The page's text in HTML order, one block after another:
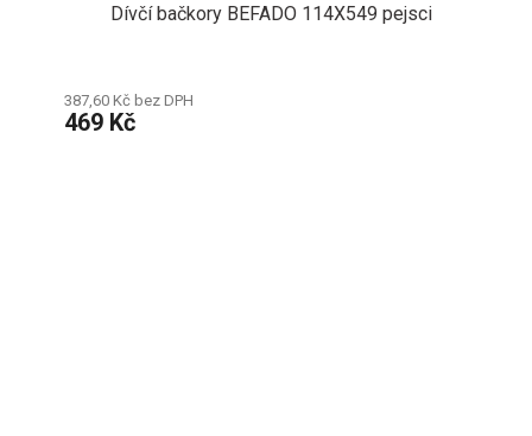
Dívčí bačkory BEFADO 114X549 pejsci
387,60 Kč bez DPH
469 Kč